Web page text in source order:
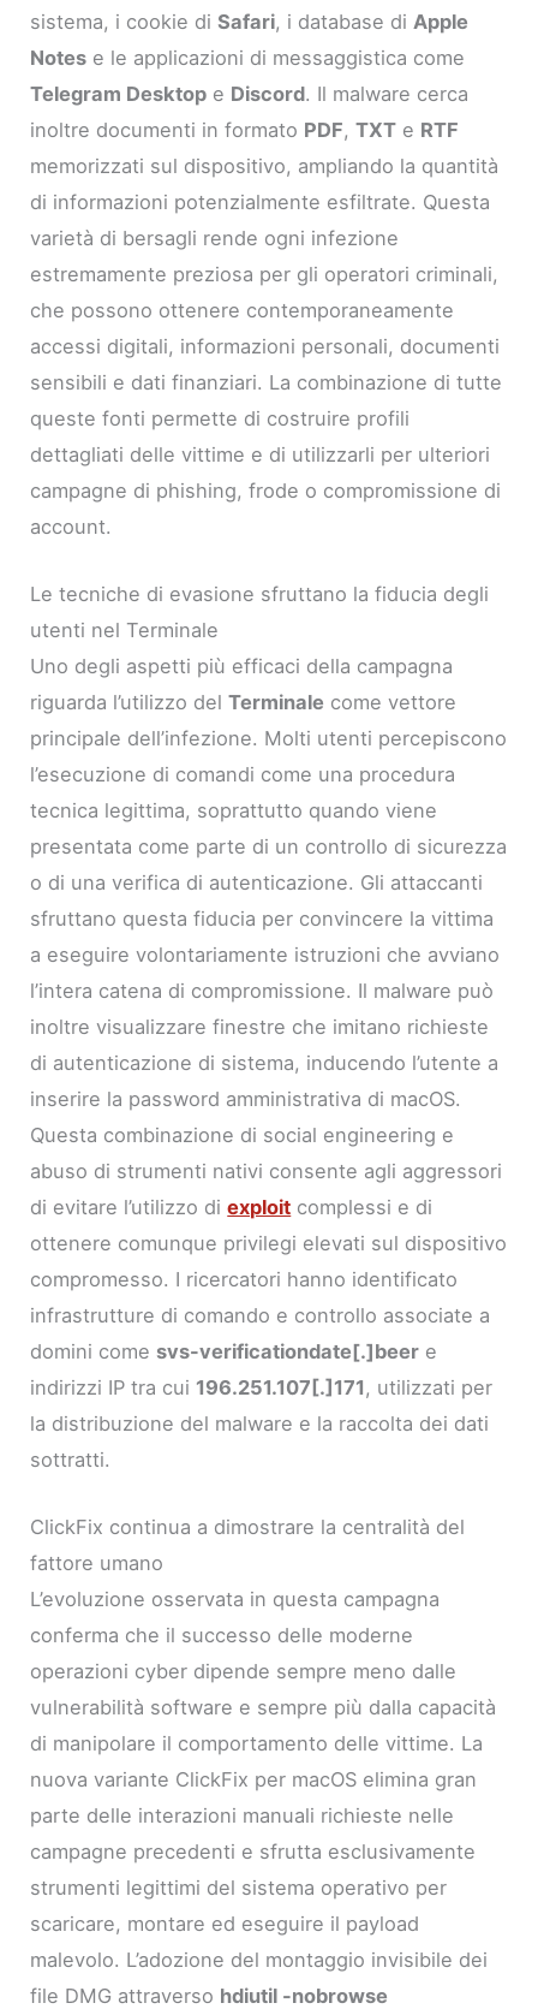
sistema, i cookie diSafari, i database di Apple
Notes e le applicazioni di messaggistica come
Telegram Desktop e Discord. Il malware cerca
inoltre documenti in formato PDF,TXT e RTF
memorizzati sul dispositivo, ampliando la quantità
di informazioni potenzialmente esfiltrate. Questa
varietà di bersagli rende ogni infezione
estremamente preziosa per gli operatori criminali,
che possono ottenere contemporaneamente
accessi digitali, informazioni personali, documenti
sensibili e dati finanziari. La combinazione di tutte
queste fonti permette di costruire profili
dettagliati delle vittime e di utilizzarli per ulteriori
campagne di phishing, frode o compromissione di
account.
Le tecniche di evasione sfruttano la fiducia degli
utenti nel Terminale
Uno degli aspetti più efficaci della campagna
riguarda l’utilizzo delTerminale come vettore
principale dell’infezione. Molti utenti percepiscono
l’esecuzione di comandi come una procedura
tecnica legittima, soprattutto quando viene
presentata come parte di un controllo di sicurezza
o di una verifica di autenticazione. Gli attaccanti
sfruttano questa fiducia per convincere la vittima
a eseguire volontariamente istruzioni che avviano
l’intera catena di compromissione. Il malware può
inoltre visualizzare finestre che imitano richieste
di autenticazione di sistema, inducendo l’utente a
inserire la password amministrativa di macOS.
Questa combinazione di social engineering e
abuso di strumenti nativi consente agli aggressori
di evitare l’utilizzo diexploit complessi e di
ottenere comunque privilegi elevati sul dispositivo
compromesso. I ricercatori hanno identificato
infrastrutture di comando e controllo associate a
domini come svs-verificationdate[.]beer e
indirizzi IP tra cui 196.251.107[.]171, utilizzati per
la distribuzione del malware e la raccolta dei dati
sottratti.
ClickFix continua a dimostrare la centralità del
fattore umano
L’evoluzione osservata in questa campagna
conferma che il successo delle moderne
operazioni cyber dipende sempre meno dalle
vulnerabilità software e sempre più dalla capacità
di manipolare il comportamento delle vittime. La
nuova variante ClickFix per macOS elimina gran
parte delle interazioni manuali richieste nelle
campagne precedenti e sfrutta esclusivamente
strumenti legittimi del sistema operativo per
scaricare, montare ed eseguire il payload
malevolo. L’adozione del montaggio invisibile dei
file DMG attraverso hdiutil -nobrowse